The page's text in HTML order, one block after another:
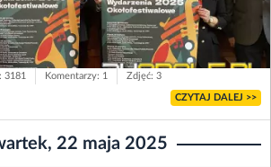
3181 Komentarzy: 1 Zdjęć: 3
CZYTAJ DALEJ >>
22 maja 2025